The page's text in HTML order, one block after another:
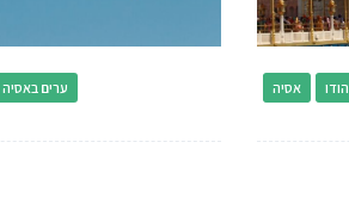
ערים באסיה אסיה הודו